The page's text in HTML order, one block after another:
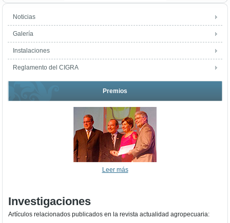
Noticias
Galería
Instalaciones
Reglamento del CIGRA
Premios
Leer más
Investigaciones
Artículos relacionados publicados en la revista actualidad agropecuaria: